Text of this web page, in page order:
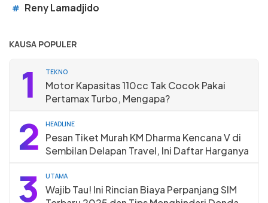
# Reny Lamadjido
KAUSA POPULER
1 TEKNO
Motor Kapasitas 110cc Tak Cocok Pakai
Pertamax Turbo, Mengapa?
2 HEADLINE
Pesan Tiket Murah KM Dharma Kencana V di
Sembilan Delapan Travel, Ini Daftar Harganya
3 UTAMA
Wajib Tau! Ini Rincian Biaya Perpanjang SIM